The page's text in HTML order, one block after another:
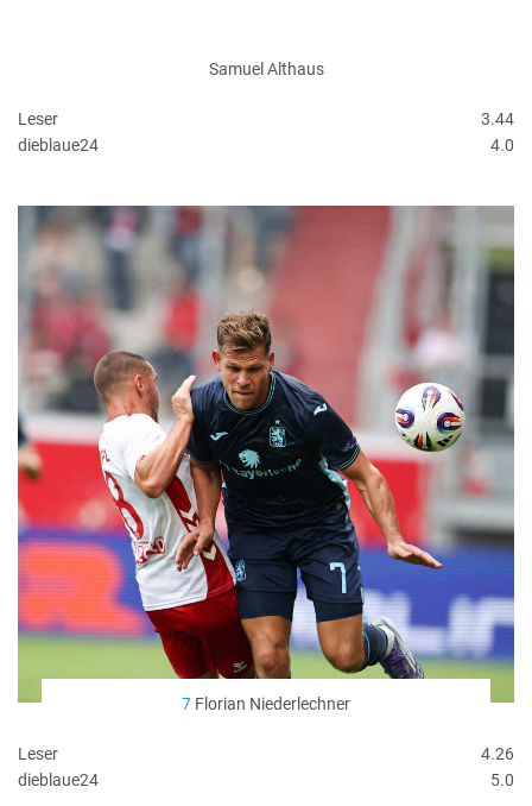
Samuel Althaus
Leser
3.44
dieblaue24
4.0
7 Florian Niederlechner
Leser
4.26
dieblaue24
5.0